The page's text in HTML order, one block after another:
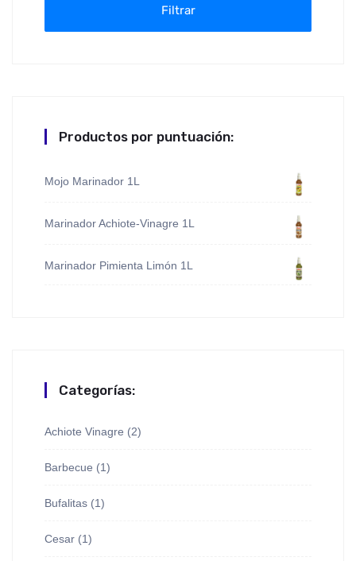
Filtrar
Productos por puntuación:
Mojo Marinador 1L
Marinador Achiote-Vinagre 1L
Marinador Pimienta Limón 1L
Categorías:
Achiote Vinagre (2)
Barbecue (1)
Bufalitas (1)
Cesar (1)